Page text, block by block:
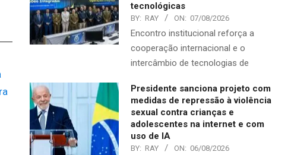
tecnológicas
BY: RAY ON: 07/08/2026
Encontro institucional reforça a
cooperação internacional e o
intercâmbio de tecnologias de
Presidente sanciona projeto com
medidas de repressão à violência
sexual contra crianças e
adolescentes na internet e com
uso de IA
BY: RAY ON: 06/08/2026